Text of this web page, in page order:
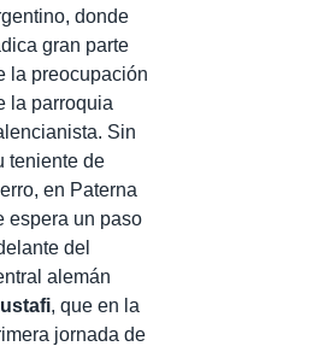
donde
gran parte
la preocupación
la parroquia
Sin
teniente de
en Paterna
espera un paso
del
alemán
, que en la
jornada de